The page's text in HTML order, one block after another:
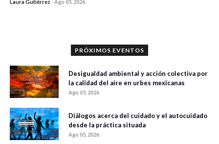
Laura Gutiérrez -Ago 05, 2026
PRÓXIMOS EVENTOS
Desigualdad ambiental y acción colectiva por
la calidad del aire en urbes mexicanas
Ago 05, 2026
Diálogos acerca del cuidado y el autocuidado
desde la práctica situada
Ago 05, 2026